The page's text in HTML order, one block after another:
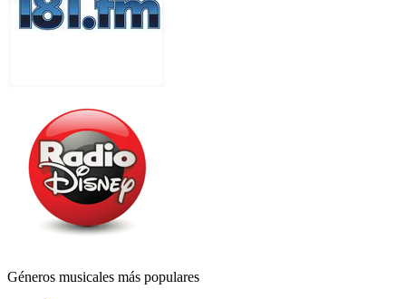
Géneros musicales más populares